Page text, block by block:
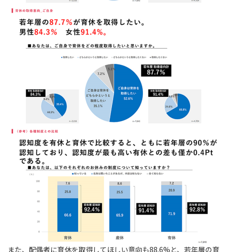
また、配偶者に育休を取得してほしい意向も88.6%と、若年層の育